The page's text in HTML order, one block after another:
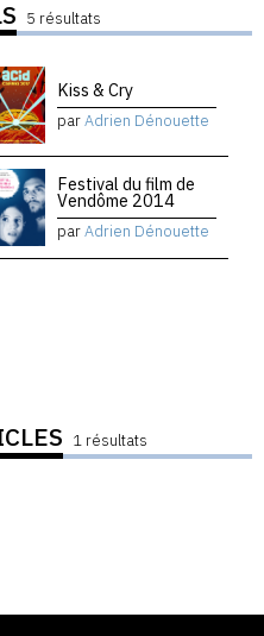
5 résultats
Kiss & Cry
parAdrien Dénouette
Festival du film de
Vendôme 2014
parAdrien Dénouette
1 résultats